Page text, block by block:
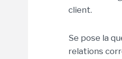
client.
Se pose la
relations